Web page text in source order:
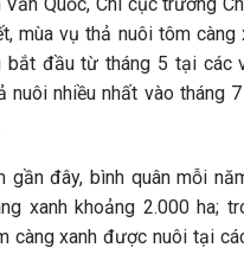
mùa vụ thả nuôi tôm càng
bắt đầu từ tháng 5 tại các
nuôi nhiều nhất vào tháng
gần đây, bình quân mỗi
xanh khoảng 2.000 ha;
càng xanh được nuôi tại